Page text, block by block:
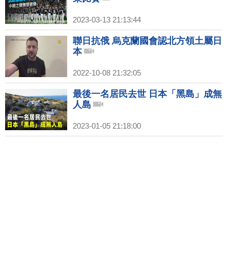
2023-03-13 21:13:44
聯日抗俄 烏克蘭國會認北方領土屬日
本
2022-10-08 21:32:05
最後一名居民去世 日本「黑島」成無
人島
2023-01-05 21:18:00